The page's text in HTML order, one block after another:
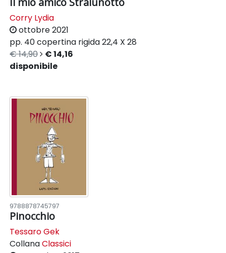
Corry Lydia
ottobre 2021
pp. 40copertina rigida22,4 X 28
€ 14,90
€ 14,16
disponibile
9788878745797
Pinocchio
Tessaro Gek
CollanaClassici